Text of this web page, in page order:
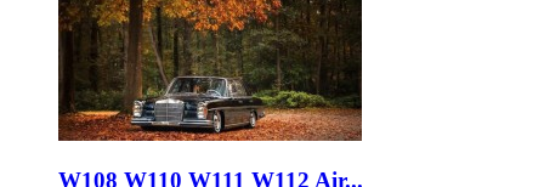
W108 W110 W111 W112 Air...